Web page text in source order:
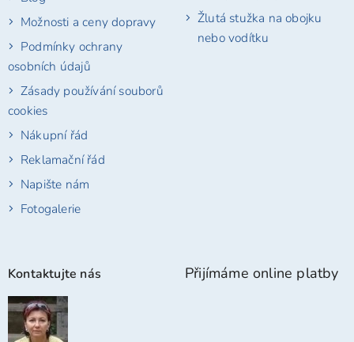
Možnosti a ceny dopravy
Podmínky ochrany
osobních údajů
Zásady používání souborů
cookies
Nákupní řád
Reklamační řád
Napište nám
Fotogalerie
Žlutá stužka na obojku
nebo vodítku
Kontaktujte nás Přijímáme online platby